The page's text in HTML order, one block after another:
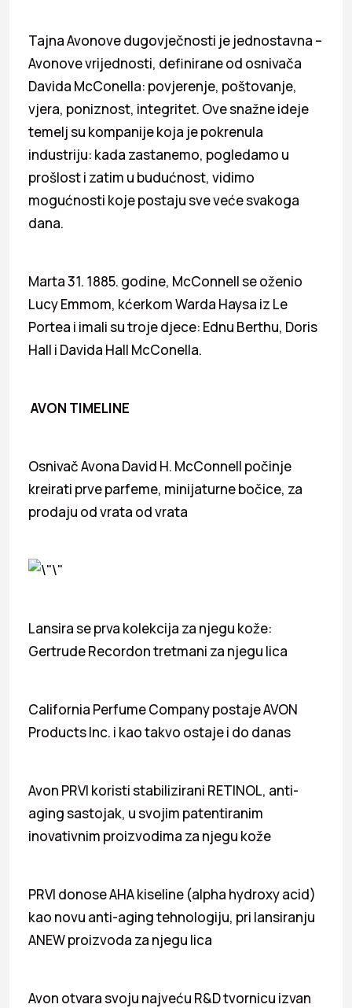
Tajna Avonove dugovječnosti je jednostavna –
Avonove vrijednosti, definirane od osnivača
Davida McConella: povjerenje, poštovanje,
vjera, poniznost, integritet. Ove snažne ideje
temelj su kompanije koja je pokrenula
industriju: kada zastanemo, pogledamo u
prošlost i zatim u budućnost, vidimo
mogućnosti koje postaju sve veće svakoga
dana.
Marta 31. 1885. godine, McConnell se oženio
Lucy Emmom, kćerkom Warda Haysa iz Le
Portea i imali su troje djece: Ednu Berthu, Doris
Hall i Davida Hall McConella.
AVON TIMELINE
Osnivač Avona David H. McConnell počinje
kreirati prve parfeme, minijaturne bočice, za
prodaju od vrata od vrata
Lansira se prva kolekcija za njegu kože:
Gertrude Recordon tretmani za njegu lica
California Perfume Company postaje AVON
Products Inc. i kao takvo ostaje i do danas
Avon PRVI koristi stabilizirani RETINOL, anti-
aging sastojak, u svojim patentiranim
inovativnim proizvodima za njegu kože
PRVI donose AHA kiseline (alpha hydroxy acid)
kao novu anti-aging tehnologiju, pri lansiranju
ANEW proizvoda za njegu lica
Avon otvara svoju najveću R&D tvornicu izvan